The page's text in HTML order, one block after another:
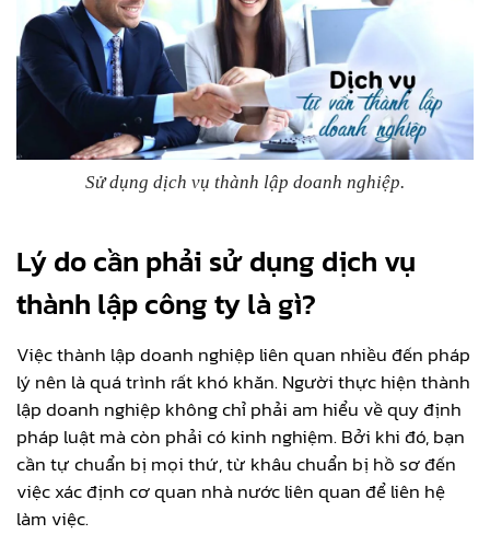
Sử dụng dịch vụ thành lập doanh nghiệp.
Lý do cần phải sử dụng dịch vụ
thành lập công ty là gì?
Việc thành lập doanh nghiệp liên quan nhiều đến pháp
lý nên là quá trình rất khó khăn. Người thực hiện thành
lập doanh nghiệp không chỉ phải am hiểu về quy định
pháp luật mà còn phải có kinh nghiệm. Bởi khi đó, bạn
cần tự chuẩn bị mọi thứ, từ khâu chuẩn bị hồ sơ đến
việc xác định cơ quan nhà nước liên quan để liên hệ
làm việc.